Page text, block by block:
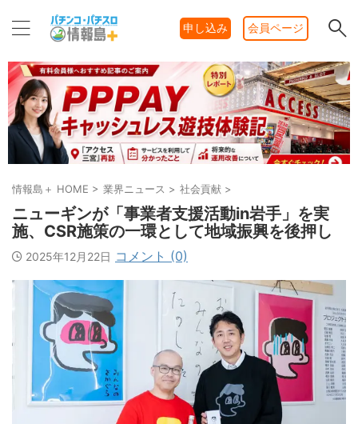
申し込み 会員ページ
情報島＋ HOME > 業界ニュース > 社会貢献 >
ニューギンが「事業者支援活動in岩手」を実
施、CSR施策の一環として地域振興を後押し
2025年12月22日 コメント (0)